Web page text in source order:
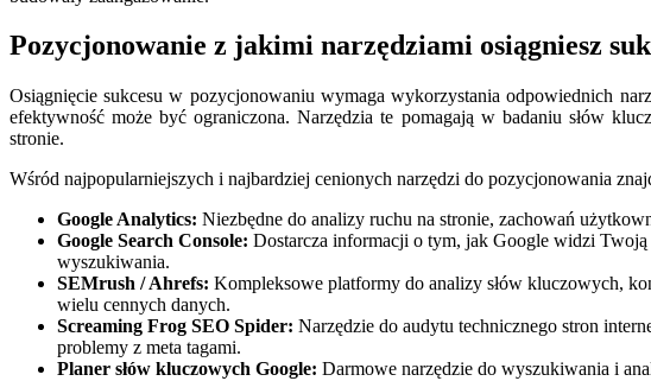
Pozycjonowanie z jakimi narzędziami osiągniesz
Osiągnięcie sukcesu w pozycjonowaniu wymaga wykorzystania odpowiednich
efektywność może być ograniczona. Narzędzia te pomagają w badaniu słów
stronie.
Wśród najpopularniejszych i najbardziej cenionych narzędzi do pozycjonowania
Google Analytics: Niezbędne do analizy ruchu na stronie, zachowań
Google Search Console: Dostarcza informacji o tym, jak Google widzi
wyszukiwania.
SEMrush / Ahrefs: Kompleksowe platformy do analizy słów kluczowych,
wielu cennych danych.
Screaming Frog SEO Spider: Narzędzie do audytu technicznego stron
problemy z meta tagami.
Planer słów kluczowych Google: Darmowe narzędzie do wyszukiwania i